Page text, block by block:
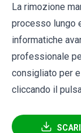
La rimozione
processo lungo
informatiche
professionale
consigliato per
cliccando il